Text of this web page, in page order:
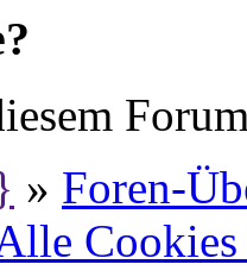
» Foren-
Cookies